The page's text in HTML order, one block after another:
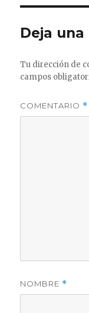
Deja
Tu dirección de
campos
COMENTARIO *
NOMBRE *